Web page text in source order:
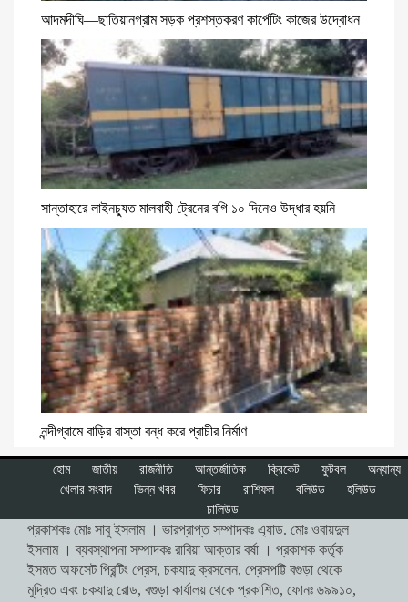
আদমদীঘি—ছাতিয়ানগ্রাম সড়ক প্রশস্তকরণ কার্পেটিং কাজের উদ্বোধন
সান্তাহারে লাইনচ্যুত মালবাহী ট্রেনের বগি ১০ দিনেও উদ্ধার হয়নি
নন্দীগ্রামে বাড়ির রাস্তা বন্ধ করে প্রাচীর নির্মাণ
হোম জাতীয় রাজনীতি আন্তর্জাতিক ক্রিকেট ফুটবল
অন্যান্য
খেলার সংবাদ
ভিন্ন খবর ফিচার রাশিফল বলিউড
হলিউড
ঢালিউড
প্রকাশকঃ মোঃ সাবু ইসলাম । ভারপ্রাপ্ত সম্পাদকঃ এ্যাড. মোঃ ওবায়দুল
ইসলাম । ব্যবস্থাপনা সম্পাদকঃ রাবিয়া আক্তার বর্ষা । প্রকাশক কর্তৃক
ইসমত অফসেট প্রিন্টিং প্রেস, চকযাদু ক্রসলেন, প্রেসপট্টি বগুড়া থেকে
মুদ্রিত এবং চকযাদু রোড, বগুড়া কার্যালয় থেকে প্রকাশিত, ফোনঃ ৬৯৯১০,